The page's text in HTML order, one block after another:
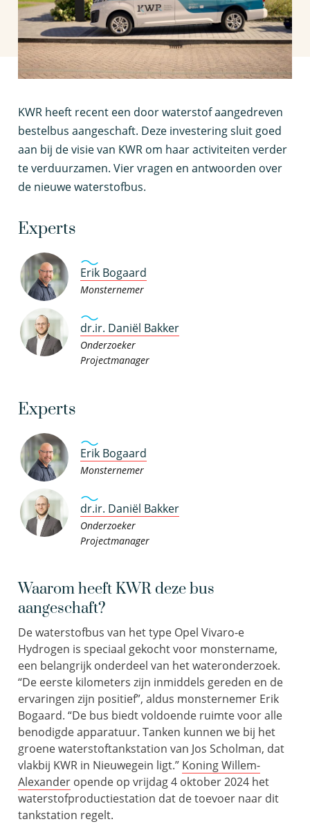
KWR heeft recent een door waterstof aangedreven
bestelbus aangeschaft. Deze investering sluit goed
aan bij de visie van KWR om haar activiteiten verder
te verduurzamen. Vier vragen en antwoorden over
de nieuwe waterstofbus.
Experts
Erik Bogaard
Monsternemer
dr.ir. Daniël Bakker
Onderzoeker
Projectmanager
Experts
Erik Bogaard
Monsternemer
dr.ir. Daniël Bakker
Onderzoeker
Projectmanager
Waarom heeft KWR deze bus
aangeschaft?
De waterstofbus van het type Opel Vivaro-e
Hydrogen is speciaal gekocht voor monstername,
een belangrijk onderdeel van het wateronderzoek.
“De eerste kilometers zijn inmiddels gereden en de
ervaringen zijn positief”, aldus monsternemer Erik
Bogaard. “De bus biedt voldoende ruimte voor alle
benodigde apparatuur. Tanken kunnen we bij het
groene waterstoftankstation van Jos Scholman, dat
vlakbij KWR in Nieuwegein ligt.” Koning Willem-
Alexander opende op vrijdag 4 oktober 2024 het
waterstofproductiestation dat de toevoer naar dit
tankstation regelt.